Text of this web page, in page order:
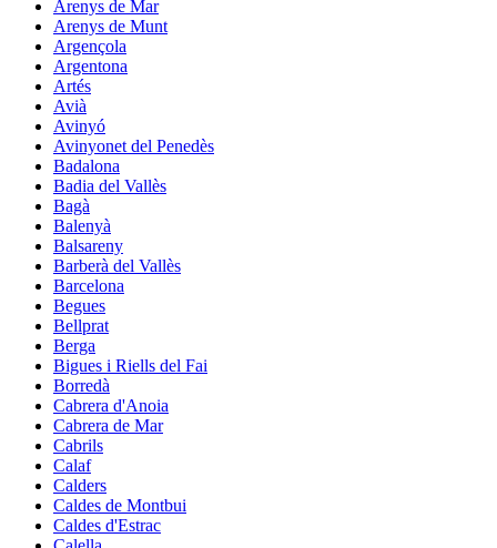
Arenys de Mar
Arenys de Munt
Argençola
Argentona
Artés
Avià
Avinyó
Avinyonet del Penedès
Badalona
Badia del Vallès
Bagà
Balenyà
Balsareny
Barberà del Vallès
Barcelona
Begues
Bellprat
Berga
Bigues i Riells del Fai
Borredà
Cabrera d'Anoia
Cabrera de Mar
Cabrils
Calaf
Calders
Caldes de Montbui
Caldes d'Estrac